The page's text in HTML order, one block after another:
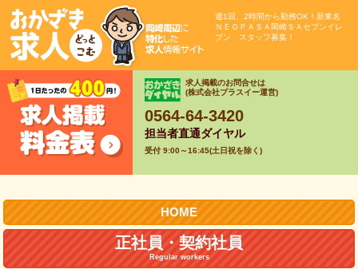
週1回、2時間から勤務OK！新東名
ＮＥＯＰＡＳＡ岡崎ＳＡセブンイレ
ブン スタッフ募集！
求人掲載のお問合せは
(株式会社プラスイー運営)
0564-64-3420
担当者直通ダイヤル
受付 9:00～16:45(土日祝を除く)
HOME
正社員・契約社員
Regular workers